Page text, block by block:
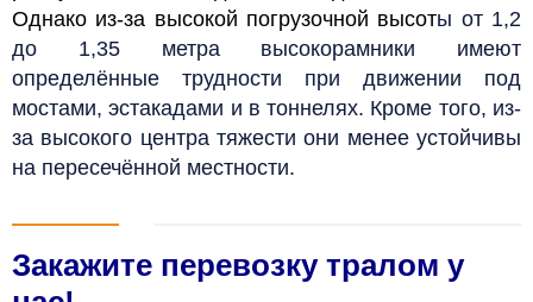
Однако из-за высокой погрузочной высоты от 1,2
до 1,35 метра высокорамники имеют
определённые трудности при движении под
мостами, эстакадами и в тоннелях. Кроме того, из-
за высокого центра тяжести они менее устойчивы
на пересечённой местности.
Закажите перевозку тралом у